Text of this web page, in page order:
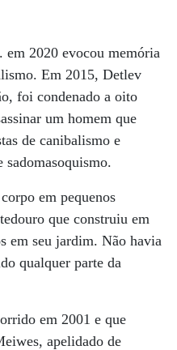
em 2020 evocou memória
Em 2015, Detlev
foi condenado a oito
um homem que
de canibalismo e
sadomasoquismo.
em pequenos
que construiu em
em seu jardim. Não havia
qualquer parte da
em 2001 e que
apelidado de